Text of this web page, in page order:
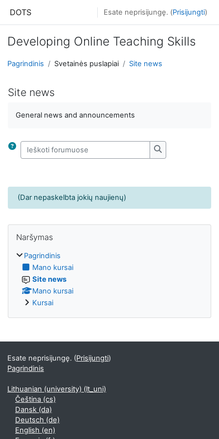
DOTS Esate neprisijungę. (Prisijungti)
Developing Online Teaching Skills
Pagrindinis Svetainės puslapiai Site news
Site news
General news and announcements
Ieškoti forumuose
Ieškoti forumuose
(Dar nepaskelbta jokių naujienų)
Naršymas
Pagrindinis
Mano kursai
Site news
Mano kursai
Kursai
Esate neprisijungę. (Prisijungti)
Pagrindinis
Lithuanian (university) ‎(lt_uni)‎
Čeština ‎(cs)‎
Dansk ‎(da)‎
Deutsch ‎(de)‎
English ‎(en)‎